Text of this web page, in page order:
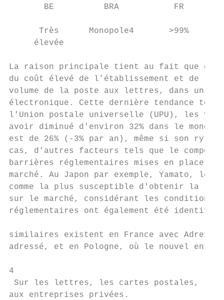
BE          BRA           FR
Très      Monopole4       >99%
élevée
La raison principale tient au fait que
du coût élevé de l’établissement et de
volume de la poste aux lettres, dans un
électronique. Cette dernière tendance
l'Union postale universelle (UPU), les
avoir diminué d'environ 32% dans le
est de 26% (-3% par an), même si son
cas, d'autres facteurs tels que le
barrières réglementaires mises en place
marché. Au Japon par exemple, Yamato,
comme la plus susceptible d'obtenir la
sur le marché, considérant les conditions
réglementaires ont également été
similaires existent en France avec
adressé, et en Pologne, où le nouvel
4
Sur les lettres, les cartes postales, le
aux entreprises privées.